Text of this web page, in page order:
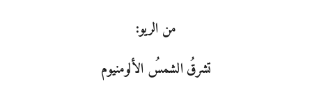
من الريو:
تشرقُ الشمسُ الألومنيوم